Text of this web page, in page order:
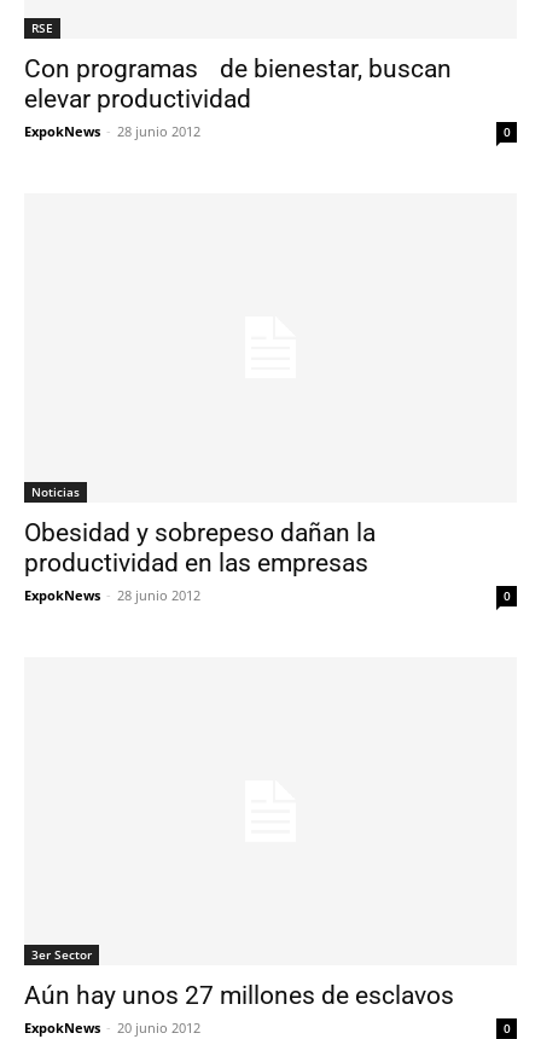
RSE
Con programas de bienestar, buscan
elevar productividad
ExpokNews - 28 junio 2012 0
Noticias
Obesidad y sobrepeso dañan la
productividad en las empresas
ExpokNews - 28 junio 2012 0
3er Sector
Aún hay unos 27 millones de esclavos
ExpokNews - 20 junio 2012 0